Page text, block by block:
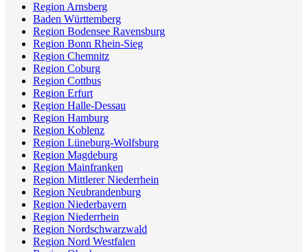
Region Arnsberg
Baden Württemberg
Region Bodensee Ravensburg
Region Bonn Rhein-Sieg
Region Chemnitz
Region Coburg
Region Cottbus
Region Erfurt
Region Halle-Dessau
Region Hamburg
Region Koblenz
Region Lüneburg-Wolfsburg
Region Magdeburg
Region Mainfranken
Region Mittlerer Niederrhein
Region Neubrandenburg
Region Niederbayern
Region Niederrhein
Region Nordschwarzwald
Region Nord Westfalen